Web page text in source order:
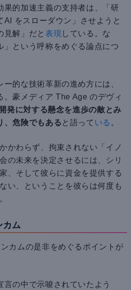
果的加速主義の支持者は、「研
AI をスローダウン」させようと
見解」だと 表現 している。な
」という呼称をめぐる論点につ
的な技術革新の進め方には、
。豪メディア The Age のデヴィ
発に対する懸念を進歩の敵とみ
、危険でもある と語って いる 。
かわらず、拘束されない「イノ
の未来を決定させるには、シリ
、そして彼らに資金を提供する
い、ということを彼らは何度も
カム
カムの是非をめぐるポイントが
言の中で示唆されていたよう